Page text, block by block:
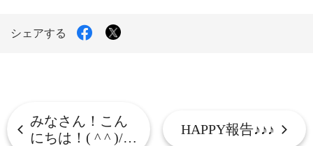
シェアする
Facebook
X
みなさん！こん
にちは！( ^ ^ )/…
HAPPY報告♪♪♪